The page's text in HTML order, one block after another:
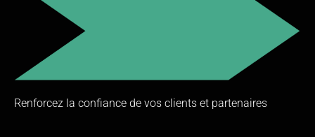
Renforcez la confiance de vos clients et partenaires